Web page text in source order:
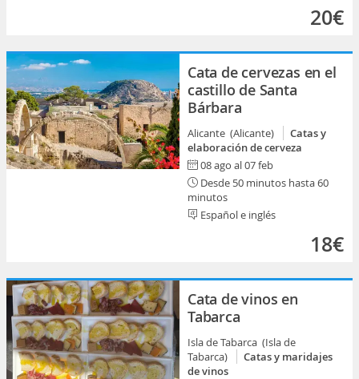
20€
Cata de cervezas en el
castillo de Santa
Bárbara
Alicante (Alicante)
Catas y
elaboración de cerveza
08 ago al 07 feb
Desde 50 minutos hasta 60
minutos
Español e inglés
18€
Cata de vinos en
Tabarca
Isla de Tabarca (Isla de
Tabarca)
Catas y maridajes
de vinos